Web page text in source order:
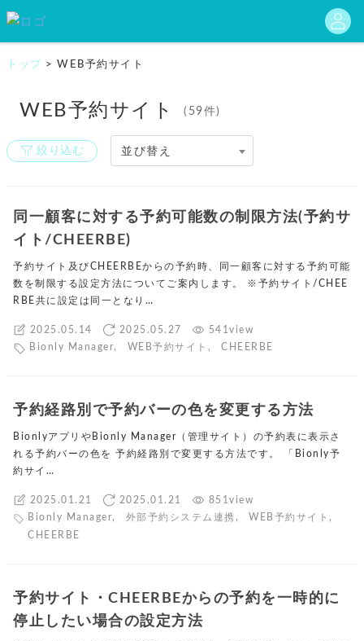
トップ > WEB予約サイト
WEB予約サイト (59件)
絞り込む 並び替え
同一顧客に対する予約可能数の制限方法(予約サ
イト/CHEERBE)
予約サイト及びCHEERBEからの予約時、同一顧客に対する予約可能
数を制限する設定方法についてご案内します。 ※予約サイト/CHEE
RBE共に設定は同一となり…
2025.05.14 2025.05.27
541view
Bionly Manager, WEB予約サイト , CHEERBE
予約経路別で予約バーの色を変更する方法
BionlyアプリやBionly Manager（管理サイト）の予約表に表示さ
れる予約バーの色を 予約経路別で変更する方法です。 「Bionly予
約サイ…
2025.01.21 2025.01.21
851view
Bionly Manager, 外部予約システム連携 , WEB予約サイト ,
CHEERBE
予約サイト・CHEERBEからの予約を一時的に
停止したい場合の設定方法